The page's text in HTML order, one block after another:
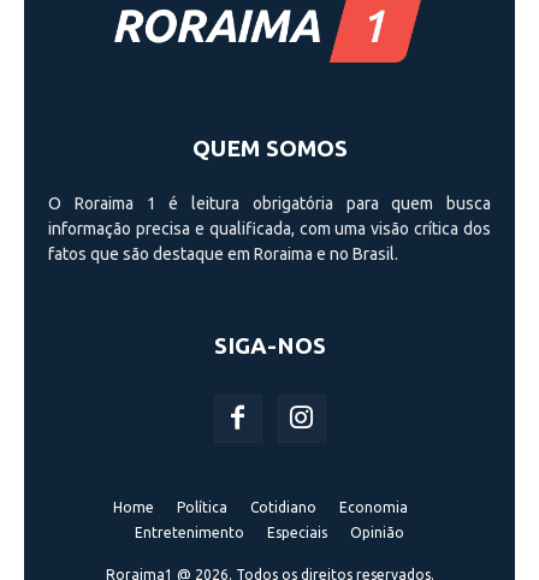
QUEM SOMOS
O Roraima 1 é leitura obrigatória para quem busca
informação precisa e qualificada, com uma visão crí­tica dos
fatos que são destaque em Roraima e no Brasil.
SIGA-NOS
Home Política Cotidiano
Economia
Entretenimento
Especiais Opinião
Roraima1 @ 2026. Todos os direitos reservados.